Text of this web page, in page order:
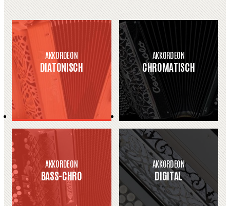
AKKORDEON
DIATONISCH
AKKORDEON
CHROMATISCH
AKKORDEON
BASS-CHRO
AKKORDEON
DIGITAL